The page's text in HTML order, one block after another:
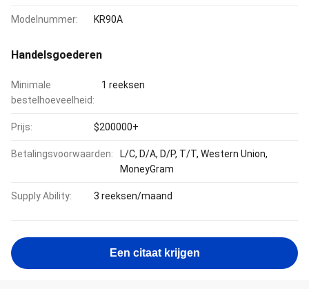
Modelnummer: KR90A
Handelsgoederen
Minimale
bestelhoeveelheid:
1 reeksen
Prijs: $200000+
Betalingsvoorwaarden:
L/C, D/A, D/P, T/T, Western Union,
MoneyGram
Supply Ability: 3 reeksen/maand
Een citaat krijgen